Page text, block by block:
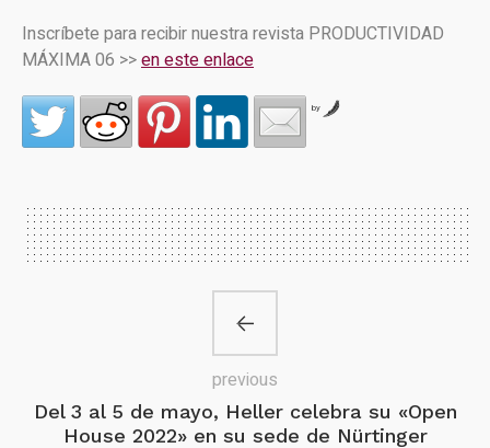
Inscríbete para recibir nuestra revista PRODUCTIVIDAD
MÁXIMA 06 >>en este enlace
by
Del 3 al 5 de mayo, Heller celebra su «Open
House 2022» en su sede de Nürtinger
previous